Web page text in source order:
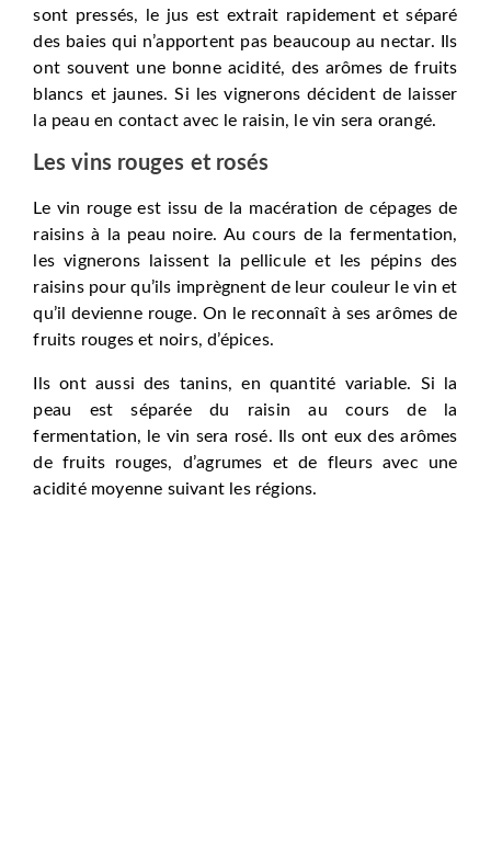
sont pressés, le jus est extrait rapidement et séparé
des baies qui n’apportent pas beaucoup au nectar. Ils
ont souvent une bonne acidité, des arômes de fruits
blancs et jaunes. Si les vignerons décident de laisser
la peau en contact avec le raisin, le vin sera orangé.
Les vins rouges et rosés
Le vin rouge est issu de la macération de cépages de
raisins à la peau noire. Au cours de la fermentation,
les vignerons laissent la pellicule et les pépins des
raisins pour qu’ils imprègnent de leur couleur le vin et
qu’il devienne rouge. On le reconnaît à ses arômes de
fruits rouges et noirs, d’épices.
Ils ont aussi des tanins, en quantité variable. Si la
peau est séparée du raisin au cours de la
fermentation, le vin sera rosé. Ils ont eux des arômes
de fruits rouges, d’agrumes et de fleurs avec une
acidité moyenne suivant les régions.